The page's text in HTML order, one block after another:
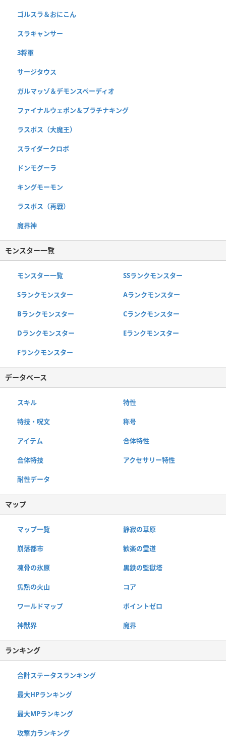
ゴルスラ＆おにこん
スラキャンサー
3将軍
サージタウス
ガルマッゾ＆デモンスペーディオ
ファイナルウェポン＆プラチナキング
ラスボス（大魔王）
スライダークロボ
ドンモグーラ
キングモーモン
ラスボス（再戦）
魔界神
モンスター一覧
モンスター一覧 SSランクモンスター
Sランクモンスター Aランクモンスター
Bランクモンスター Cランクモンスター
Dランクモンスター Eランクモンスター
Fランクモンスター
データベース
スキル 特性
特技・呪文 称号
アイテム 合体特性
合体特技 アクセサリー特性
耐性データ
マップ
マップ一覧 静寂の草原
崩落都市 歓楽の霊道
凍骨の氷原 黒鉄の監獄塔
焦熱の火山 コア
ワールドマップ ポイントゼロ
神獣界 魔界
ランキング
合計ステータスランキング
最大HPランキング
最大MPランキング
攻撃力ランキング